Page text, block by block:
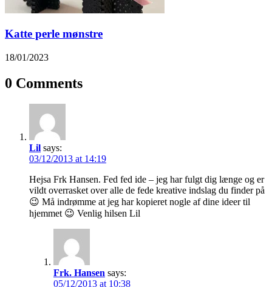
Katte perle mønstre
18/01/2023
0 Comments
Lil says:
03/12/2013 at 14:19
Hejsa Frk Hansen. Fed fed ide – jeg har fulgt dig længe og er
vildt overrasket over alle de fede kreative indslag du finder på
😉 Må indrømme at jeg har kopieret nogle af dine ideer til
hjemmet 😉 Venlig hilsen Lil
Frk. Hansen says:
05/12/2013 at 10:38